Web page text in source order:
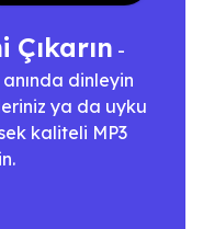
-
dinleyin
ya da uyku
kaliteli MP3